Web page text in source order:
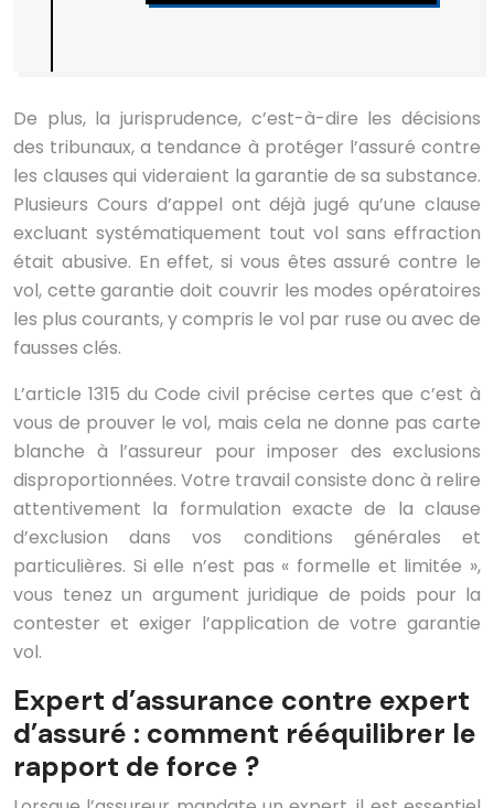
De plus, la jurisprudence, c’est-à-dire les décisions
des tribunaux, a tendance à protéger l’assuré contre
les clauses qui videraient la garantie de sa substance.
Plusieurs Cours d’appel ont déjà jugé qu’une clause
excluant systématiquement tout vol sans effraction
était abusive. En effet, si vous êtes assuré contre le
vol, cette garantie doit couvrir les modes opératoires
les plus courants, y compris le vol par ruse ou avec de
fausses clés.
L’article 1315 du Code civil précise certes que c’est à
vous de prouver le vol, mais cela ne donne pas carte
blanche à l’assureur pour imposer des exclusions
disproportionnées. Votre travail consiste donc à relire
attentivement la formulation exacte de la clause
d’exclusion dans vos conditions générales et
particulières. Si elle n’est pas « formelle et limitée »,
vous tenez un argument juridique de poids pour la
contester et exiger l’application de votre garantie
vol.
Expert d’assurance contre expert
d’assuré : comment rééquilibrer le
rapport de force ?